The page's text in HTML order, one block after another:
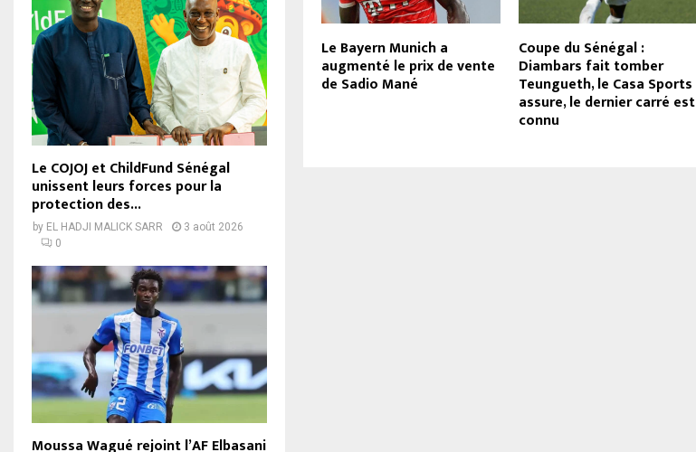
Le Bayern Munich a
augmenté le prix de vente
de Sadio Mané
Coupe du Sénégal :
Diambars fait tomber
Teungueth, le Casa Sports
assure, le dernier carré est
connu
Le COJOJ et ChildFund Sénégal
unissent leurs forces pour la
protection des...
by EL HADJI MALICK SARR
3 août 2026
0
Moussa Wagué rejoint l’AF Elbasani